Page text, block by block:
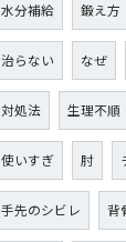
水分補給 鍛え方
治らない なぜ
対処法 生理不順
使いすぎ 肘
手先のシビレ 背